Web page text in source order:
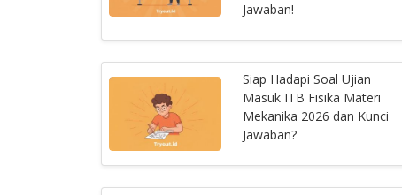
Jawaban!
Siap Hadapi Soal Ujian
Masuk ITB Fisika Materi
Mekanika 2026 dan Kunci
Jawaban?